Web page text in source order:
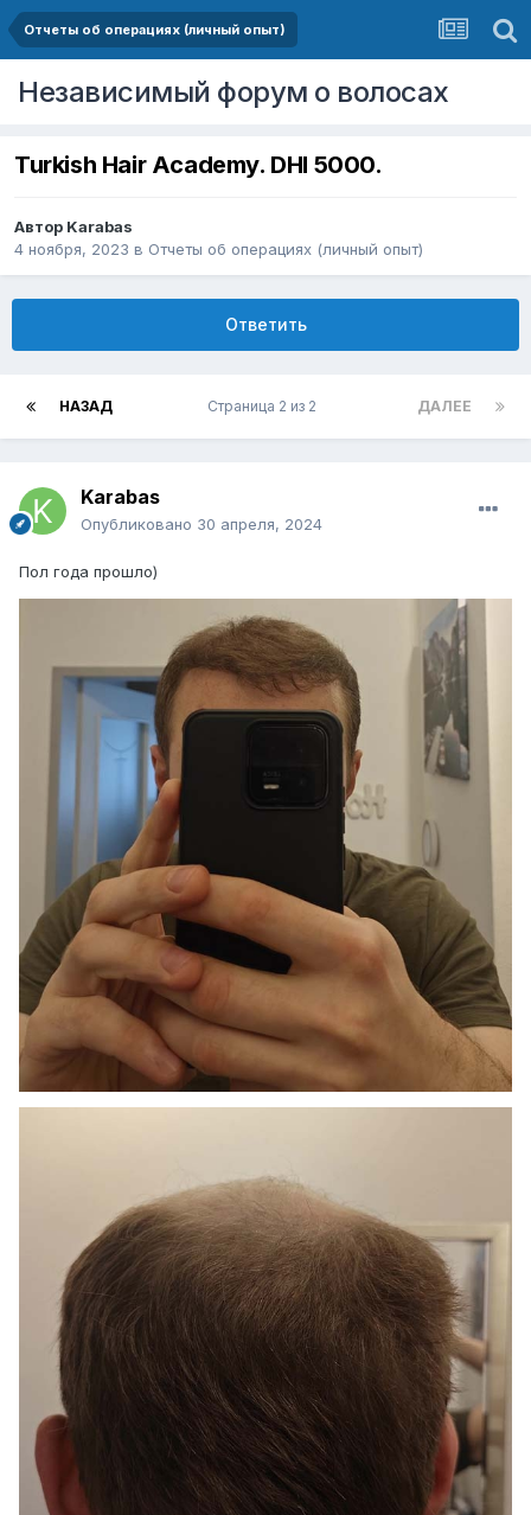
Отчеты об операциях (личный опыт)
Независимый форум о волосах
Turkish Hair Academy. DHI 5000.
Автор Karabas
4 ноября, 2023 в Отчеты об операциях (личный опыт)
Ответить
НАЗАД ДАЛЕЕ
Страница 2 из 2
Karabas
Опубликовано 30 апреля, 2024
Пол года прошло)